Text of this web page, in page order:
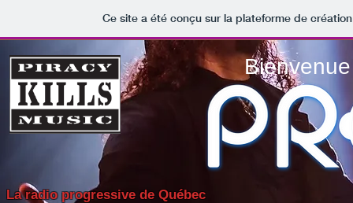
Ce site a été conçu sur la plateforme de
La radio progressive de Québec